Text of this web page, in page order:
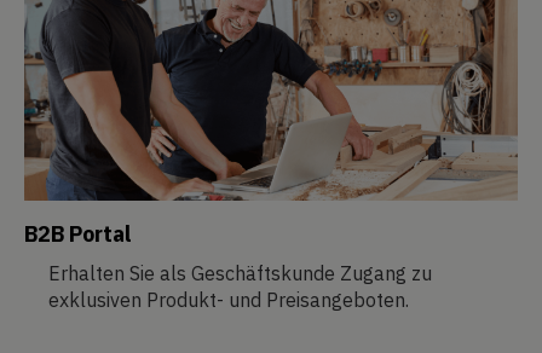
B2B Portal
Erhalten Sie als Geschäftskunde Zugang zu
exklusiven Produkt- und Preisangeboten.